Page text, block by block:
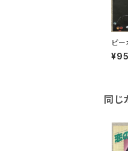
ピー
バー
セレ
同じ